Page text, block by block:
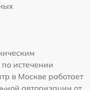
истечении
в Москве работает